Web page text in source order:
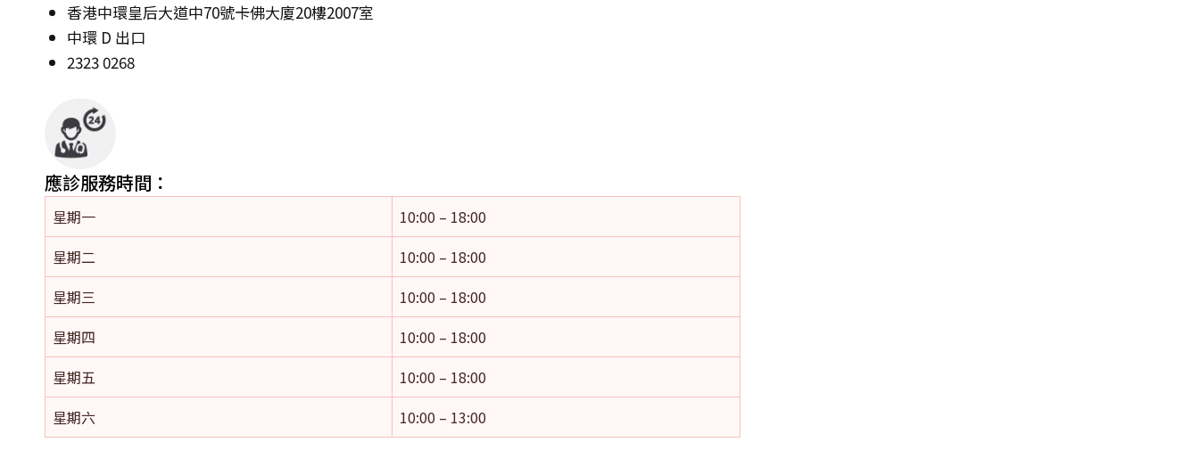
香港中環皇后大道中70號卡佛大廈20樓2007室
中環 D 出口
2323 0268
應診服務時間：
星期一
10:00 – 18:00
星期二
10:00 – 18:00
星期三
10:00 – 18:00
星期四
10:00 – 18:00
星期五
10:00 – 18:00
星期六
10:00 – 13:00